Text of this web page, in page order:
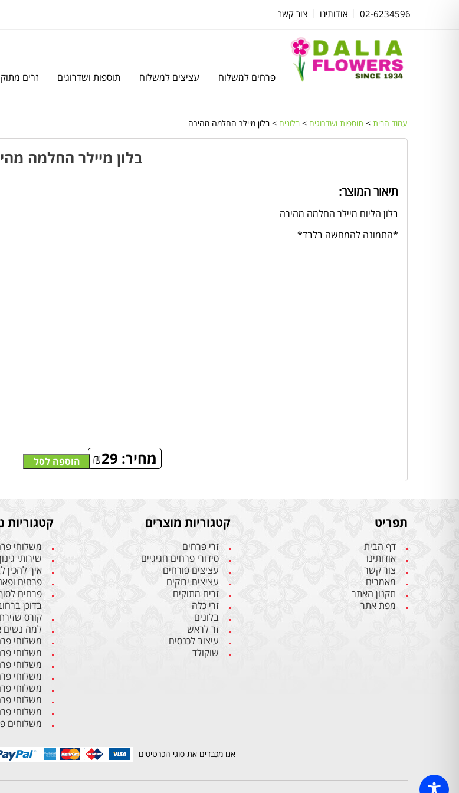
02-6234596 אודותינו צור קשר
פרחים למשלוח עציצים למשלוח תוספות ושדרוגים זרים
עמוד הבית > תוספות ושדרוגים >בלונים > בלון מיילר החלמה מהירה
בלון מיילר החלמה
תיאור המוצר:
בלון הליום מיילר החלמה מהירה
*התמונה להמחשה בלבד*
מחיר: ₪29 הוספה לסל
תפריט
דף הבית
אודותינו
צור קשר
מאמרים
תקנון האתר
מפת אתר
קטגוריות מוצרים
זרי פרחים
סידורי פרחים חגיגיים
עציצים פורחים
עציצים ירוקים
זרים מתוקים
זרי כלה
בלונים
זר לראש
עיצוב לכנסים
שוקולד
קטגוריות
משלוחי
שירותי
איך להכין
פרחים
פרחים
בדוכן
קורס
למה נשים
משלוחי
משלוחי
משלוחי
משלוחי
משלוחי
משלוחי
משלוחי
משלוחים
אנו מכבדים את סוגי הכרטיסים